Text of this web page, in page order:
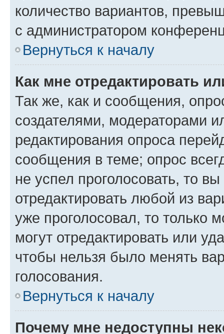
количество вариантов,
с администратором
Вернуться к началу
Как мне отредактировать
Так же, как и сообщения,
создателями, модераторами
редактирования опроса
сообщения в теме; опрос
не успел проголосовать, то
отредактировать любой из
уже проголосовал, то только
могут отредактировать или
чтобы нельзя было менять
голосования.
Вернуться к началу
Почему мне недоступны